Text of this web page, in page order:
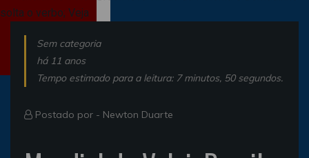
Sem categoria
há 11 anos
Tempo estimado para a leitura: 7 minutos, 50 segundos.
Postado por - Newton Duarte